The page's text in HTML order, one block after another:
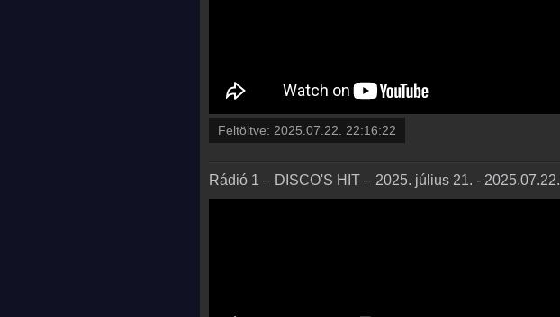
Feltöltve: 2025.07.22. 22:16:22
Rádió 1 – DISCO'S HIT – 2025. július 21. - 2025.07.22.